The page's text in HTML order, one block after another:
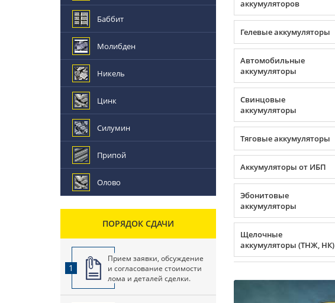
аккумуляторов
Гелевые аккумуляторы
Автомобильные
аккумуляторы
Свинцовые
аккумуляторы
Тяговые аккумуляторы
Аккумуляторы от ИБП
Эбонитовые
аккумуляторы
Щелочные
аккумуляторы (ТНЖ, НК)
Баббит
Молибден
Никель
Цинк
Силумин
Припой
Олово
ПОРЯДОК СДАЧИ
1
Прием заявки, обсуждение
и согласование стоимости
лома и деталей сделки.